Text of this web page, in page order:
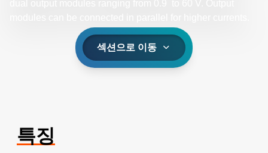
섹션으로 이동
특징